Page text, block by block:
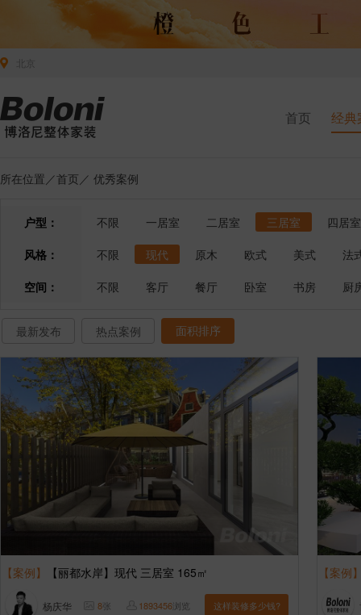
首页 经典
所在位置／首页 ／ 优秀案例
户型： 不限 一居室 二居室 三居室
四居室
风格：
不限 现代 原木 欧式 美式
法
空间：
不限 客厅 餐厅 卧室 书房 厨
最新发布 热点案例 面积排序
【案例】 【丽都水岸】现代 三居室 165㎡
杨庆华 8张 1893456浏览 这样装修多少钱?
【案例